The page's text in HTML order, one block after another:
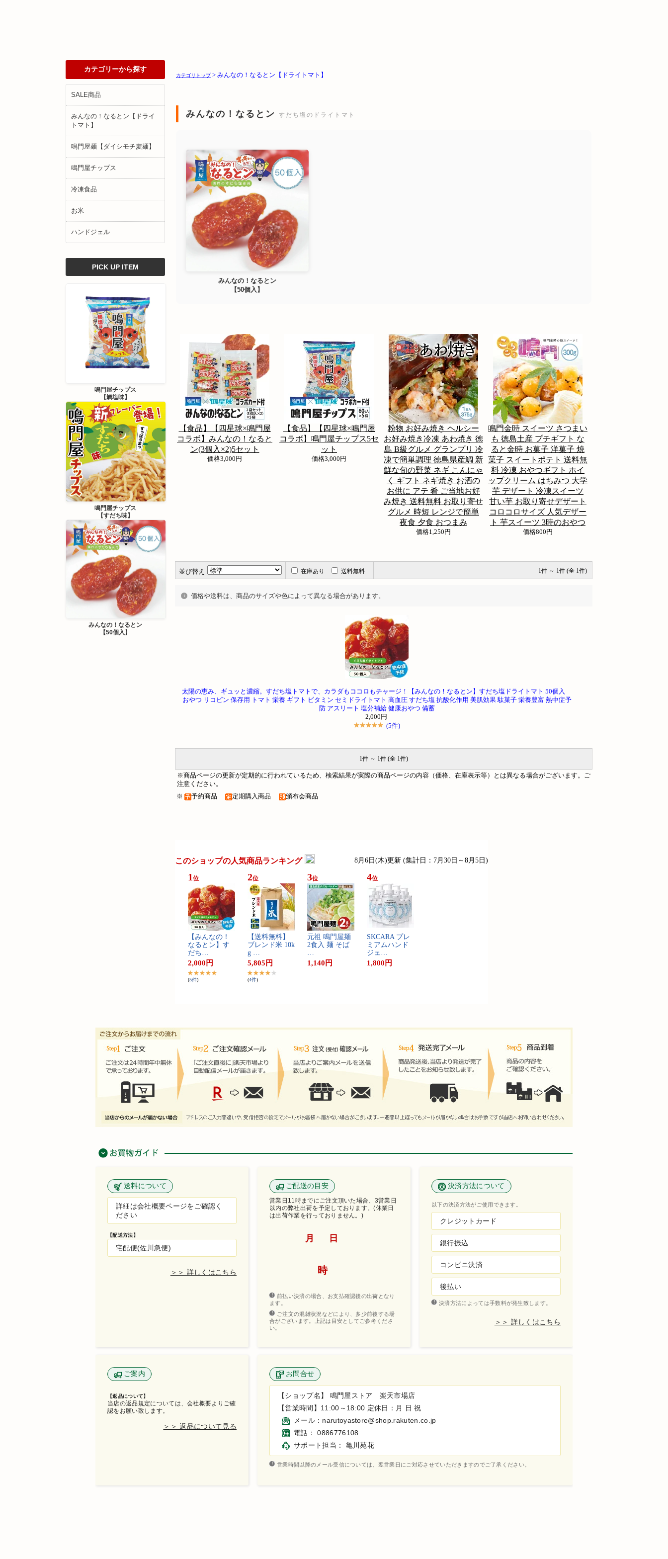
カテゴリーから探す
SALE商品
みんなの！なるとン【ドライ
トマト】
鳴門屋麺【ダイシモチ麦麺】
鳴門屋チップス
冷凍食品
お米
ハンドジェル
PICK UP ITEM
鳴門屋チップス
【鯛塩味】
鳴門屋チップス
【すだち味】
みんなの！なるとン
【50個入】
カテゴリトップ> みんなの！なるとン【ドライトマト】
みんなの！なるとン すだち塩のドライトマト
みんなの！なるとン
【50個入】
【食品】【四星球×鳴門屋
コラボ】みんなの！なると
ン(3個入×2)5セット
価格3,000円
【食品】【四星球×鳴門屋
コラボ】鳴門屋チップス5セ
ット
価格3,000円
粉物 お好み焼き ヘルシー
お好み焼き冷凍 あわ焼き 徳
島 B級グルメ グランプリ 冷
凍で簡単調理 徳島県産鯛 新
鮮な旬の野菜 ネギ こんにゃ
く ギフト ネギ焼き お酒の
お供に アテ 肴 ご当地お好
み焼き 送料無料 お取り寄せ
グルメ 時短 レンジで簡単
夜食 夕食 おつまみ
価格1,250円
鳴門金時 スイーツ さつまい
も 徳島土産 プチギフト な
ると金時 お菓子 洋菓子 焼
菓子 スイートポテト 送料無
料 冷凍 おやつギフト ホイ
ップクリーム はちみつ 大学
芋 デザート 冷凍スイーツ
甘い芋 お取り寄せデザート
コロコロサイズ 人気デザー
ト 芋スイーツ 3時のおやつ
価格800円
並び替え 在庫あり 送料無料 1件 ～ 1件 (全 1件)
価格や送料は、商品のサイズや色によって異なる場合があります。
太陽の恵み、ギュッと濃縮。すだち塩トマトで、カラダもココロもチャージ！【みんなの！なるとン】すだち塩ドライトマト 50個入
おやつ リコピン 保存用 トマト 栄養 ギフト ビタミン セミドライトマト 高血圧 すだち塩 抗酸化作用 美肌効果 駄菓子 栄養豊富 熱中症予
防 アスリート 塩分補給 健康おやつ 備蓄
2,000円
(5件)
1件 ～ 1件 (全 1件)
※商品ページの更新が定期的に行われているため、検索結果が実際の商品ページの内容（価格、在庫表示等）とは異なる場合がございます。ご
注意ください。
※ 予約商品 定期購入商品 頒布会商品
このショップの人気商品ランキング 8月6日(木)更新 (集計日：7月30日～8月5日)
1 位
【​み​ん​な​の​！​
な​る​と​ン​】​す​
だ​ち​…
2,000 円
(5件)
2位
【​送​料​無​料​】​
ブ​レ​ン​ド​米​ ​1​0​k​
g​ ​…
5,805 円
(4件)
3位
元​祖​ ​鳴​門​屋​麺​ ​
2​食​入​ ​麺​ ​そ​ば​ ​
…
1,140 円
4位
S​K​C​A​R​A​ ​プ​レ​
ミ​ア​ム​ハ​ン​ド​
ジ​ェ​…
1,800 円